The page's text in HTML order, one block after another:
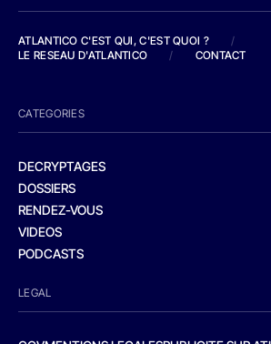
ATLANTICO C'EST QUI, C'EST QUOI ?
/
LE RESEAU D'ATLANTICO
/ CONTACT
CATEGORIES
DECRYPTAGES
DOSSIERS
RENDEZ-VOUS
VIDEOS
PODCASTS
LEGAL